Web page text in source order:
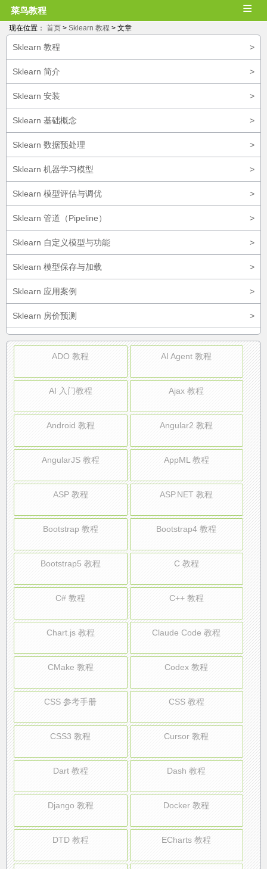
菜鸟教程 ≡
现在位置： 首页 > Sklearn 教程 > 文章
>
Sklearn 教程
>
Sklearn 简介
>
Sklearn 安装
>
Sklearn 基础概念
>
Sklearn 数据预处理
>
Sklearn 机器学习模型
>
Sklearn 模型评估与调优
>
Sklearn 管道（Pipeline）
>
Sklearn 自定义模型与功能
>
Sklearn 模型保存与加载
>
Sklearn 应用案例
>
Sklearn 房价预测
ADO 教程 AI Agent 教程
AI 入门教程 Ajax 教程
Android 教程 Angular2 教程
AngularJS 教程 AppML 教程
ASP 教程 ASP.NET 教程
Bootstrap 教程 Bootstrap4 教程
Bootstrap5 教程 C 教程
C# 教程 C++ 教程
Chart.js 教程 Claude Code 教程
CMake 教程 Codex 教程
CSS 参考手册 CSS 教程
CSS3 教程 Cursor 教程
Dart 教程 Dash 教程
Django 教程 Docker 教程
DTD 教程 ECharts 教程